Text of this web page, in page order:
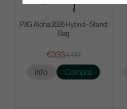
PXG Aloha 2026 Hybrid - Stand
Bag
€333€432
Info Compra